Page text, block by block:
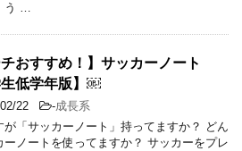
う …
チおすすめ！】サッカーノート
生低学年版】￼
22 -成長系
が「サッカーノート」持ってますか？ どん
ーノートを使ってますか？ サッカーをプレ